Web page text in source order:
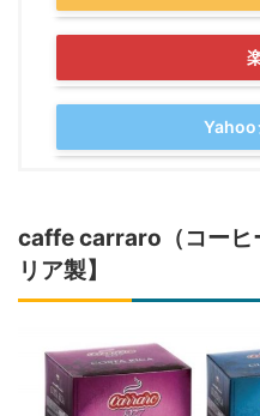
Yahoo
caffe carraro（コーヒ
リア製】